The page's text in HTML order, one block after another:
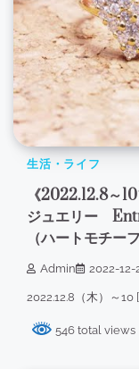
生活・ライフ
《2022.12.8～
ジュエリー
（ハートモチ
Admin 2022-12-
2022.12.8（木）～10
546 total views